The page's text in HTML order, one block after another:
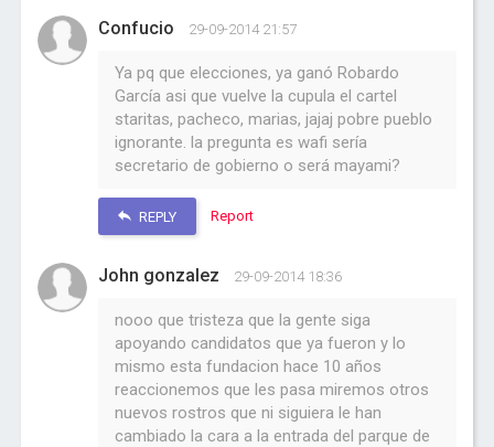
Confucio 29-09-2014 21:57
Ya pq que elecciones, ya ganó Robardo
García asi que vuelve la cupula el cartel
staritas, pacheco, marias, jajaj pobre pueblo
ignorante. la pregunta es wafi sería
secretario de gobierno o será mayami?
REPLY Report
John gonzalez 29-09-2014 18:36
nooo que tristeza que la gente siga
apoyando candidatos que ya fueron y lo
mismo esta fundacion hace 10 años
reaccionemos que les pasa miremos otros
nuevos rostros que ni siguiera le han
cambiado la cara a la entrada del parque de